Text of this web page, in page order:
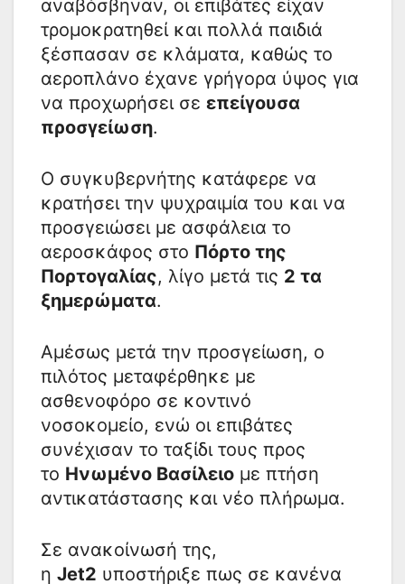
αναβόσβηναν, οι επιβάτες είχαν
τρομοκρατηθεί και πολλά παιδιά
ξέσπασαν σε κλάματα, καθώς το
αεροπλάνο έχανε γρήγορα ύψος για
να προχωρήσει σε επείγουσα
προσγείωση.
Ο συγκυβερνήτης κατάφερε να
κρατήσει την ψυχραιμία του και να
προσγειώσει με ασφάλεια το
αεροσκάφος στο Πόρτο της
Πορτογαλίας, λίγο μετά τις 2 τα
ξημερώματα.
Αμέσως μετά την προσγείωση, ο
πιλότος μεταφέρθηκε με
ασθενοφόρο σε κοντινό
νοσοκομείο, ενώ οι επιβάτες
συνέχισαν το ταξίδι τους προς
το Ηνωμένο Βασίλειο με πτήση
αντικατάστασης και νέο πλήρωμα.
Σε ανακοίνωσή της,
η Jet2 υποστήριξε πως σε κανένα